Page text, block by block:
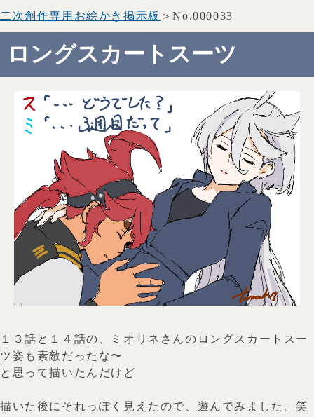
二次創作専用お絵かき掲示板 ＞No.000033
ロングスカートスーツ
１３話と１４話の、ミオリネさんのロングスカートスー
ツ姿も素敵だったな〜
と思って描いたんだけど
描いた後にそれっぽく見えたので、遊んでみました。笑